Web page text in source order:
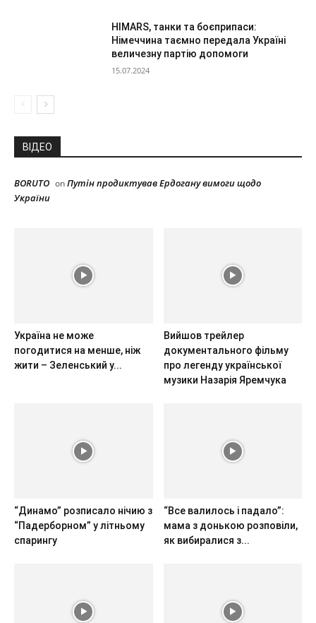
HIMARS, танки та боєприпаси:
Німеччина таємно передала Україні
величезну партію допомоги
15.07.2024
ВІДЕО
BORUTO onПутін продиктував Ердогану вимоги щодо
України
Україна не може
погодитися на менше, ніж
жити – Зеленський у...
Вийшов трейлер
документального фільму
про легенду української
музики Назарія Яремчука
“Динамо” розписало нічию з
“Падерборном” у літньому
спарингу
“Все валилось і падало”:
мама з донькою розповіли,
як вибиралися з...